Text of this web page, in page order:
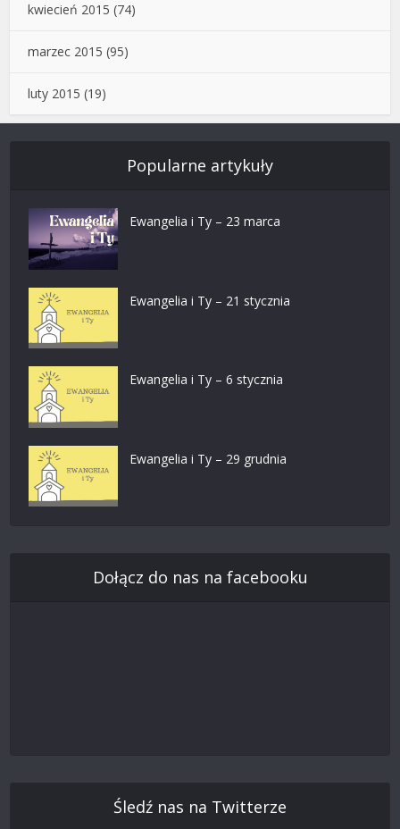
kwiecień 2015 (74)
marzec 2015 (95)
luty 2015 (19)
Popularne artykuły
Ewangelia i Ty – 23 marca
Ewangelia i Ty – 21 stycznia
Ewangelia i Ty – 6 stycznia
Ewangelia i Ty – 29 grudnia
Dołącz do nas na facebooku
Śledź nas na Twitterze